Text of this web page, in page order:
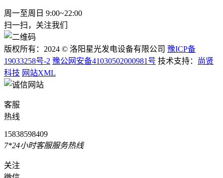
周一至周日 9:00~22:00
扫一扫，关注我们
版权所有：2024 © 洛阳星光发电设备有限公司 豫ICP备
19033258号-2 豫公网安备41030502000981号 技术支持：
尚贤
科技 网站XML
客服
热线
15838598409
7*24小时客服服务热线
关注